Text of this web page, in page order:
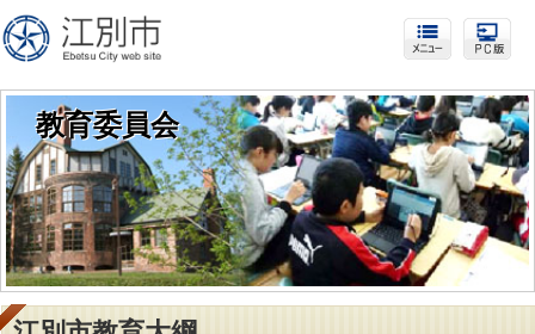
教育委員会